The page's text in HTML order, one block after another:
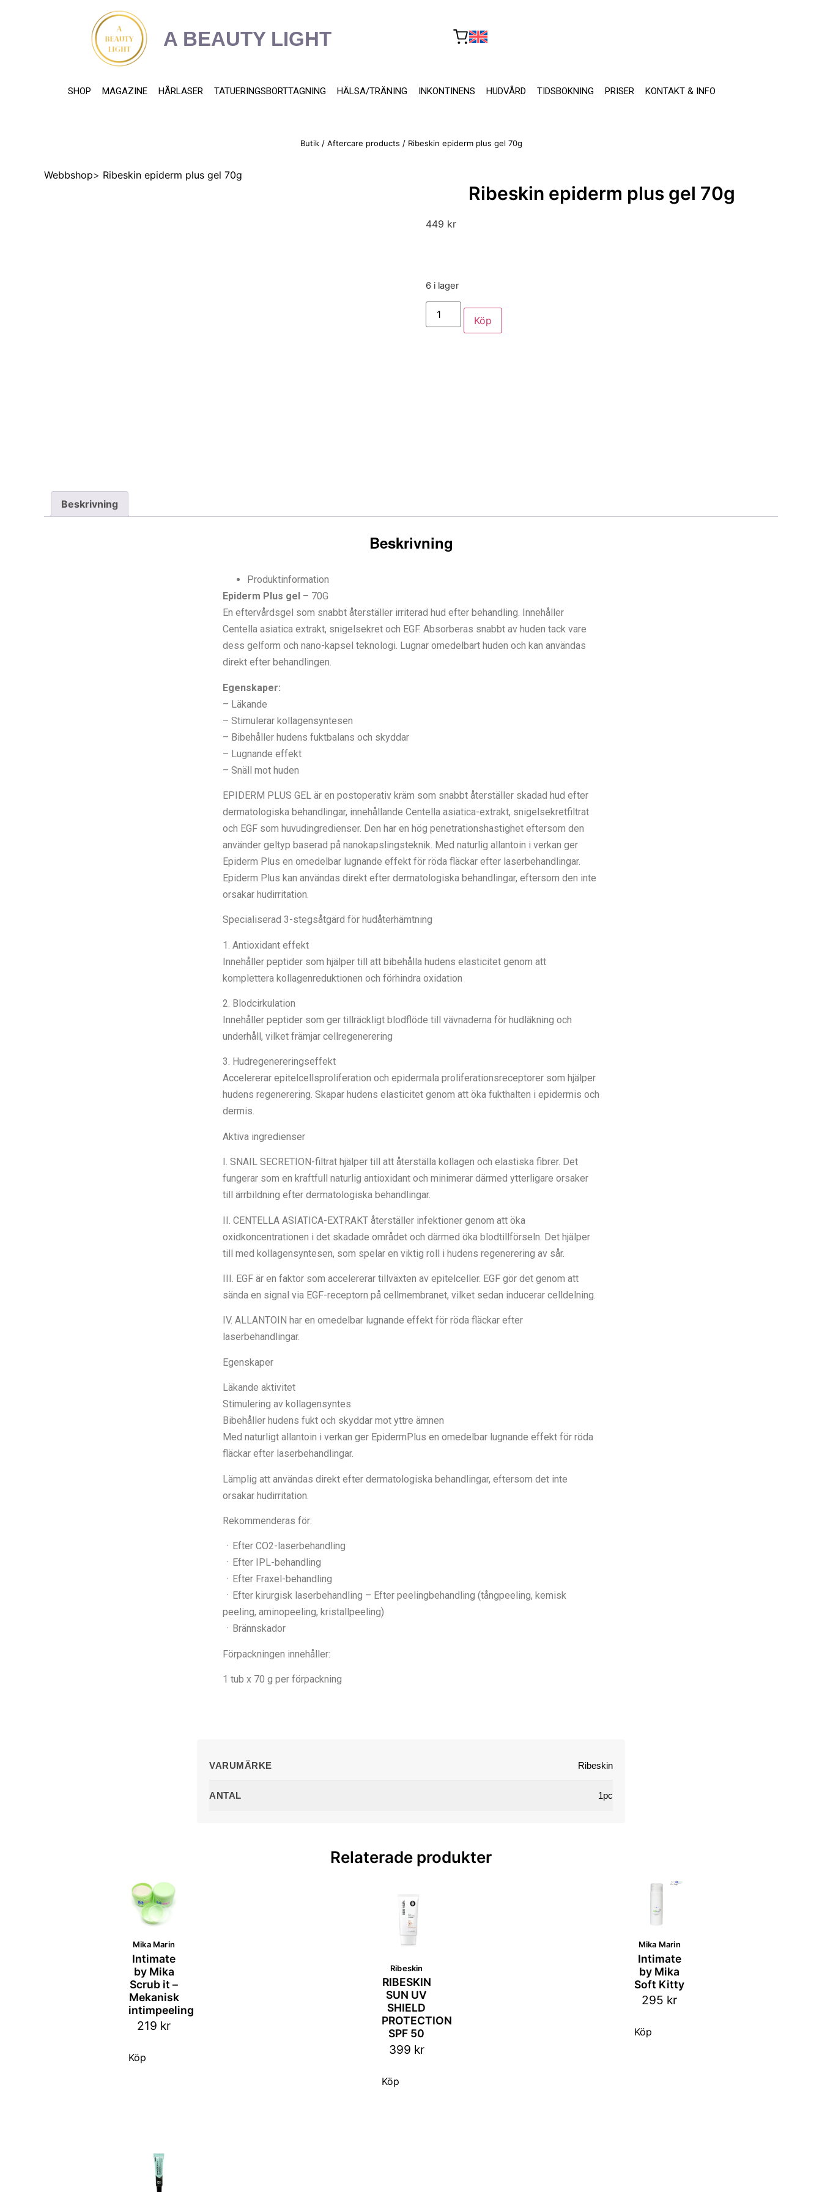
A BEAUTY LIGHT
SHOP MAGAZINE HÅRLASER TATUERINGSBORTTAGNING HÄLSA/TRÄNING INKONTINENS HUDVÅRD TIDSBOKNING PRISER KONTAKT & INFO
Butik/ Aftercare products / Ribeskin epiderm plus gel 70g
Webbshop> Ribeskin epiderm plus gel 70g
Ribeskin epiderm plus gel 70g
449 kr
6 i lager
Köp
Beskrivning
Beskrivning
Produktinformation
Epiderm Plus gel – 70G
En eftervårdsgel som snabbt återställer irriterad hud efter behandling. Innehåller
Centella asiatica extrakt, snigelsekret och EGF. Absorberas snabbt av huden tack vare
dess gelform och nano-kapsel teknologi. Lugnar omedelbart huden och kan användas
direkt efter behandlingen.
Egenskaper:
– Läkande
– Stimulerar kollagensyntesen
– Bibehåller hudens fuktbalans och skyddar
– Lugnande effekt
– Snäll mot huden
EPIDERM PLUS GEL är en postoperativ kräm som snabbt återställer skadad hud efter
dermatologiska behandlingar, innehållande Centella asiatica-extrakt, snigelsekretfiltrat
och EGF som huvudingredienser. Den har en hög penetrationshastighet eftersom den
använder geltyp baserad på nanokapslingsteknik. Med naturlig allantoin i verkan ger
Epiderm Plus en omedelbar lugnande effekt för röda fläckar efter laserbehandlingar.
Epiderm Plus kan användas direkt efter dermatologiska behandlingar, eftersom den inte
orsakar hudirritation.
Specialiserad 3-stegsåtgärd för hudåterhämtning
1. Antioxidant effekt
Innehåller peptider som hjälper till att bibehålla hudens elasticitet genom att
komplettera kollagenreduktionen och förhindra oxidation
2. Blodcirkulation
Innehåller peptider som ger tillräckligt blodflöde till vävnaderna för hudläkning och
underhåll, vilket främjar cellregenerering
3. Hudregenereringseffekt
Accelererar epitelcellsproliferation och epidermala proliferationsreceptorer som hjälper
hudens regenerering. Skapar hudens elasticitet genom att öka fukthalten i epidermis och
dermis.
Aktiva ingredienser
I. SNAIL SECRETION-filtrat hjälper till att återställa kollagen och elastiska fibrer. Det
fungerar som en kraftfull naturlig antioxidant och minimerar därmed ytterligare orsaker
till ärrbildning efter dermatologiska behandlingar.
II. CENTELLA ASIATICA-EXTRAKT återställer infektioner genom att öka
oxidkoncentrationen i det skadade området och därmed öka blodtillförseln. Det hjälper
till med kollagensyntesen, som spelar en viktig roll i hudens regenerering av sår.
III. EGF är en faktor som accelererar tillväxten av epitelceller. EGF gör det genom att
sända en signal via EGF-receptorn på cellmembranet, vilket sedan inducerar celldelning.
IV. ALLANTOIN har en omedelbar lugnande effekt för röda fläckar efter
laserbehandlingar.
Egenskaper
Läkande aktivitet
Stimulering av kollagensyntes
Bibehåller hudens fukt och skyddar mot yttre ämnen
Med naturligt allantoin i verkan ger EpidermPlus en omedelbar lugnande effekt för röda
fläckar efter laserbehandlingar.
Lämplig att användas direkt efter dermatologiska behandlingar, eftersom det inte
orsakar hudirritation.
Rekommenderas för:
ㆍEfter CO2-laserbehandling
ㆍEfter IPL-behandling
ㆍEfter Fraxel-behandling
ㆍEfter kirurgisk laserbehandling – Efter peelingbehandling (tångpeeling, kemisk
peeling, aminopeeling, kristallpeeling)
ㆍBrännskador
Förpackningen innehåller:
1 tub x 70 g per förpackning
VARUMÄRKE Ribeskin
ANTAL 1pc
Relaterade produkter
Mika Marin
Intimate
by Mika
Scrub it –
Mekanisk
intimpeeling
219 kr
Köp
Ribeskin
RIBESKIN
SUN UV
SHIELD
PROTECTION
SPF 50
399 kr
Köp
Mika Marin
Intimate
by Mika
Soft Kitty
295 kr
Köp